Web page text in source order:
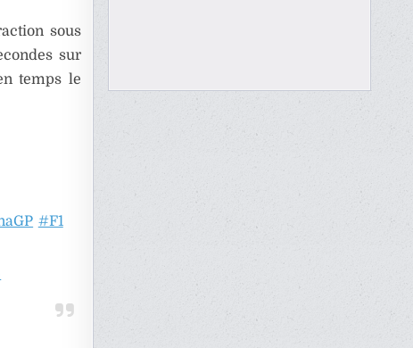
sous
sur
temps le
#F1